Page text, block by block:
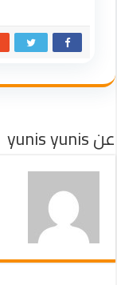
عن yunis yunis